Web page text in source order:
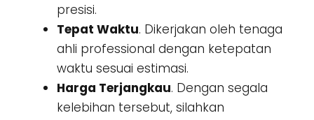
presisi.
Tepat Waktu. Dikerjakan oleh tenaga
ahli professional dengan ketepatan
waktu sesuai estimasi.
Harga Terjangkau. Dengan segala
kelebihan tersebut, silahkan